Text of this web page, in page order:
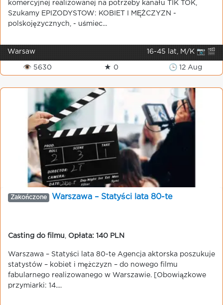
komercyjnej realizowanej na potrzeby kanału TIK TOK,
Szukamy EPIZODYSTOW: KOBIET I MĘŻCZYZN -
polskojęzycznych, - uśmiec...
Warsaw 16-45 lat, M/K 📷 🎬
👁 5630 ★ 0 🕒 12 Aug
Zakończone Warszawa – Statyści lata 80-te
Casting do filmu Opłata: 140 PLN
Warszawa – Statyści lata 80-te Agencja aktorska poszukuje
statystów – kobiet i mężczyzn – do nowego filmu
fabularnego realizowanego w Warszawie. [Obowiązkowe
przymiarki: 14....